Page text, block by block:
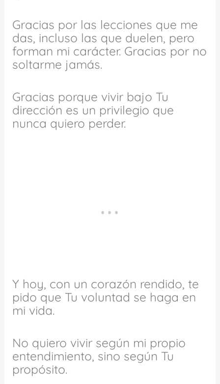
Gracias por las lecciones que me
das, incluso las que duelen, pero
forman mi carácter. Gracias por no
soltarme jamás.
Gracias porque vivir bajo Tu
dirección es un privilegio que
nunca quiero perder.
Y hoy, con un corazón rendido, te
pido que Tu voluntad se haga en
mi vida.
No quiero vivir según mi propio
entendimiento, sino según Tu
propósito.